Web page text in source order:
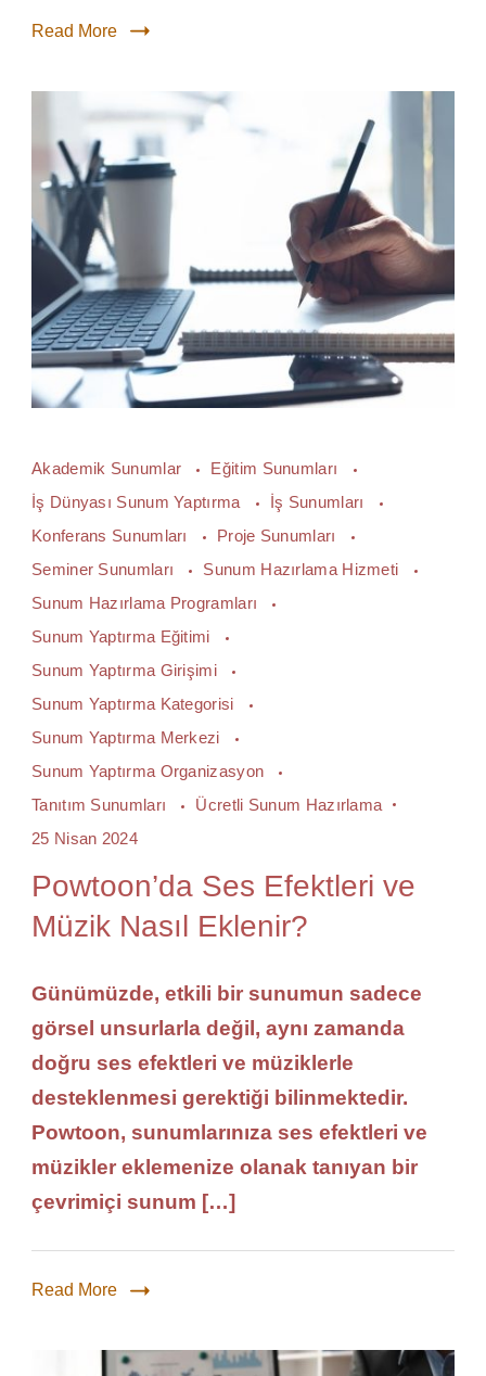
Read More
Akademik Sunumlar
Eğitim Sunumları
İş Dünyası Sunum Yaptırma
İş Sunumları
Konferans Sunumları
Proje Sunumları
Seminer Sunumları
Sunum Hazırlama Hizmeti
Sunum Hazırlama Programları
Sunum Yaptırma Eğitimi
Sunum Yaptırma Girişimi
Sunum Yaptırma Kategorisi
Sunum Yaptırma Merkezi
Sunum Yaptırma Organizasyon
Tanıtım Sunumları
Ücretli Sunum Hazırlama
25 Nisan 2024
Powtoon’da Ses Efektleri ve
Müzik Nasıl Eklenir?
Günümüzde, etkili bir sunumun sadece
görsel unsurlarla değil, aynı zamanda
doğru ses efektleri ve müziklerle
desteklenmesi gerektiği bilinmektedir.
Powtoon, sunumlarınıza ses efektleri ve
müzikler eklemenize olanak tanıyan bir
çevrimiçi sunum […]
Read More